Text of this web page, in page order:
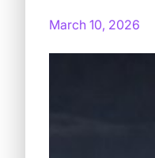
March 10, 2026